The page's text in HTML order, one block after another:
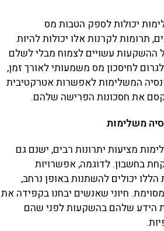
יכולות לספק הטבות מס
תרומות לקרנות אלו יכולות להיות
ההשקעות עשויים לצמוח מבלי לשלם
לחיסכון מס משמעותי לאורך זמן,
המשלימות לאפשרות אטרקטיבית
את חסכונות הפרישה שלהם.
משלימות
מציעות יתרונות רבים, ישנם גם
בחשבון. לדוגמה, אפשרויות
יכולים להשתנות באופן נרחב,
חיוני שאנשים יבחנו בקפידה את
הידע שלהם בהשקעות לפני שהם